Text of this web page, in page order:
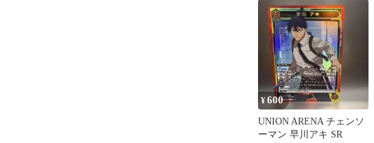
¥600
UNION ARENA チェンソ
ーマン 早川アキ SR